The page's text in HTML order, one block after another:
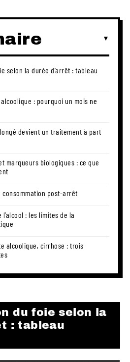
selon la durée d’arrêt : tableau
: pourquoi un mois ne
devient un traitement à part
marqueurs biologiques : ce que
consommation post-arrêt
: les limites de la
alcoolique, cirrhose : trois
du foie selon la
: tableau